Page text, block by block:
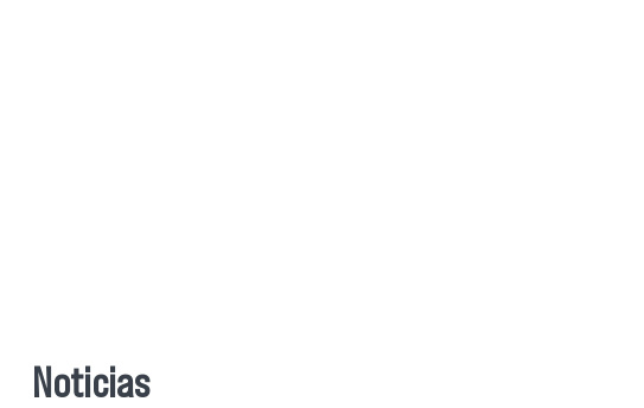
Noticias